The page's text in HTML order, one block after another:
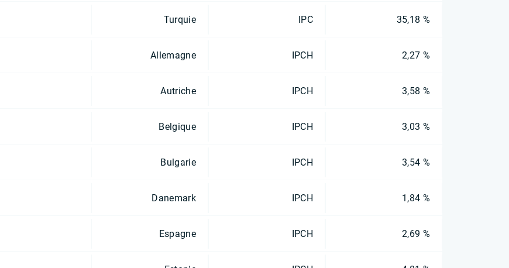
Turquie IPC 35,18 %
Allemagne IPCH 2,27 %
Autriche IPCH 3,58 %
Belgique IPCH 3,03 %
Bulgarie IPCH 3,54 %
Danemark IPCH 1,84 %
Espagne IPCH 2,69 %